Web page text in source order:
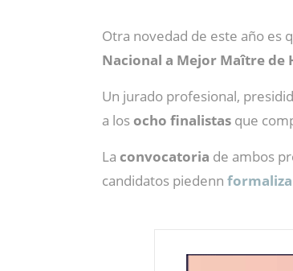
Otra novedad de este año es
Nacional a Mejor Maître de
Un jurado profesional,
a losocho finalistas que
La convocatoria de ambos
candidatos piedenn